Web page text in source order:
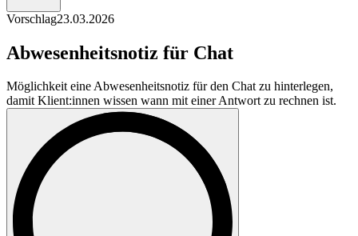
Vorschlag23.03.2026
Abwesenheitsnotiz für Chat
Möglichkeit eine Abwesenheitsnotiz für den Chat zu hinterlegen,
damit Klient:innen wissen wann mit einer Antwort zu rechnen ist.